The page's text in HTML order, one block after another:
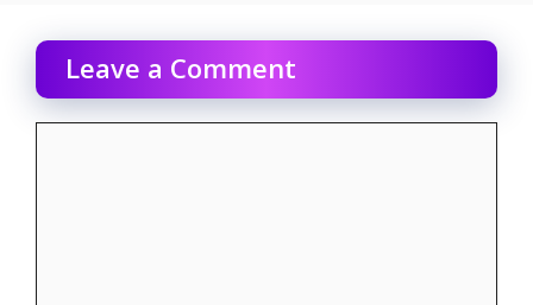
Leave a Comment